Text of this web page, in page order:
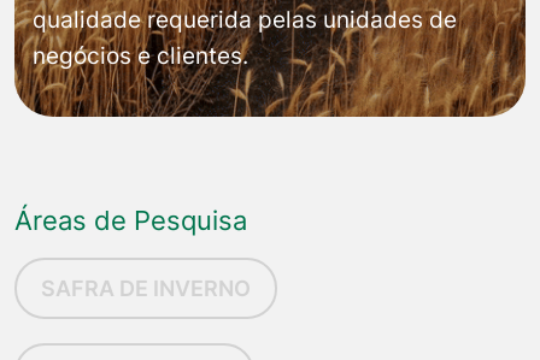
qualidade requerida pelas unidades de
negócios e clientes.
Áreas de Pesquisa
SAFRA DE INVERNO